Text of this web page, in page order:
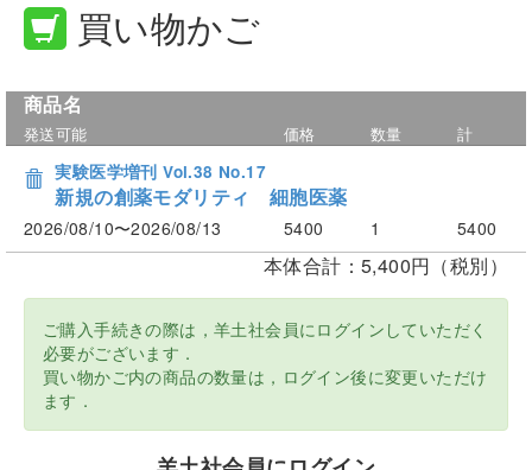
買い物かご
商品名
発送可能 価格 数量
計
実験医学増刊 Vol.38 No.17
新規の創薬モダリティ 細胞医薬
2026/08/10〜2026/08/13 5400 1 5400
本体合計：5,400円（税別）
ご購入手続きの際は，羊土社会員にログインしていただく
必要がございます．
買い物かご内の商品の数量は，ログイン後に変更いただけ
ます．